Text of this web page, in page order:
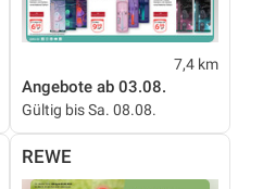
7,4 km
Angebote ab 03.08.
Gültig bis Sa. 08.08.
REWE